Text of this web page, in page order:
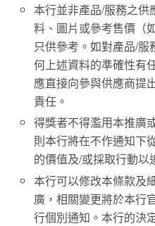
本行並非產品/服務之供
料、圖片或參考售價（
只供參考。如對產品/
何上述資料的準確性有
應直接向參與供應商提
責任。
得獎者不得濫用本推廣
則本行將在不作通知下
的價值及/或採取行動以
本行可以修改本條款及
廣，相關變更將於本行
行個別通知。本行的決